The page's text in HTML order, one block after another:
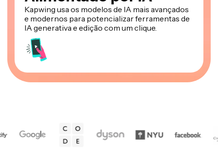
e modernos para potencializar ferramentas de
IA generativa e edição com um clique.